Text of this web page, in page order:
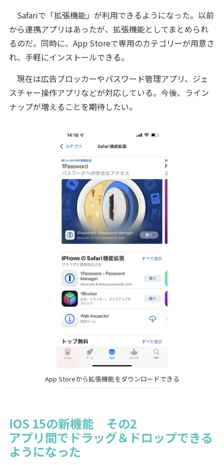
Safariで「拡張機能」が利用できるようになった。以前
から連携アプリはあったが、拡張機能としてまとめられ
るのだ。同時に、App Storeで専用のカテゴリーが用意さ
れ、手軽にインストールできる。
現在は広告ブロッカーやパスワード管理アプリ、ジェ
スチャー操作アプリなどが対応している。今後、ライン
ナップが増えることを期待したい。
App Storeから拡張機能をダウンロードできる
iOS 15の新機能 その2
アプリ間でドラッグ＆ドロップできる
ようになった